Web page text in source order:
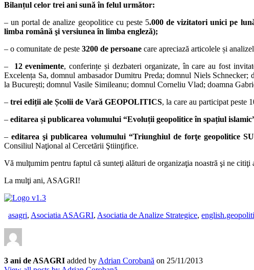
Bilanțul celor trei ani sună în felul următor:
– un portal de analize geopolitice cu peste 5.000 de vizitatori unici pe
limba română şi versiunea în limba engleză);
– o comunitate de peste 3200 de persoane care apreciază articolele și
– 12 evenimente, conferințe și dezbateri organizate, în care au fost
Excelența Sa, domnul ambasador Dumitru Preda; domnul Niels
la București; domnul Vasile Simileanu; domnul Corneliu Vlad; doamna
– trei ediții ale Școlii de Vară GEOPOLITICS, la care au participat peste
– editarea și publicarea volumului “Evoluții geopolitice în spațiul
–editarea şi publicarea volumului “Triunghiul de forţe geopolitice
Consiliul Naţional al Cercetării Ştiinţifice.
Vă mulţumim pentru faptul că sunteţi alături de organizaţia noastră şi ne
La mulţi ani, ASAGRI!
asagri, Asociatia ASAGRI, Asociatia de Analize Strategice,
3 ani de ASAGRI added by Adrian Corobană on 25/11/2013